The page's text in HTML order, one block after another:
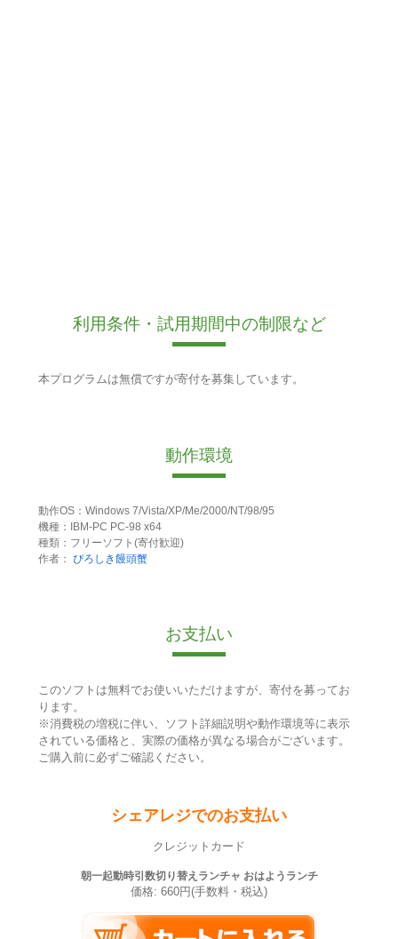
利用条件・試用期間中の制限など
本プログラムは無償ですが寄付を募集しています。
動作環境
動作OS：Windows 7/Vista/XP/Me/2000/NT/98/95
機種：IBM-PC PC-98 x64
種類：フリーソフト(寄付歓迎)
作者： ぴろしき饅頭蟹
お支払い
このソフトは無料でお使いいただけますが、寄付を募ってお
ります。
※消費税の増税に伴い、ソフト詳細説明や動作環境等に表示
されている価格と、実際の価格が異なる場合がございます。
ご購入前に必ずご確認ください。
シェアレジでのお支払い
クレジットカード
朝一起動時引数切り替えランチャ おはようランチ
価格: 660円(手数料・税込)